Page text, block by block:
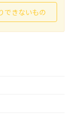
できないもの